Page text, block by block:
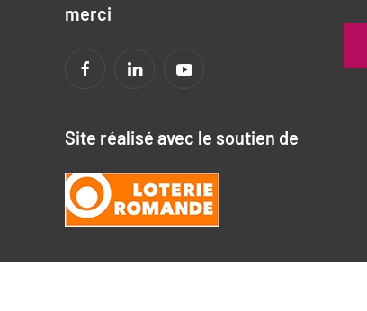
merci
Site réalisé avec le soutien de